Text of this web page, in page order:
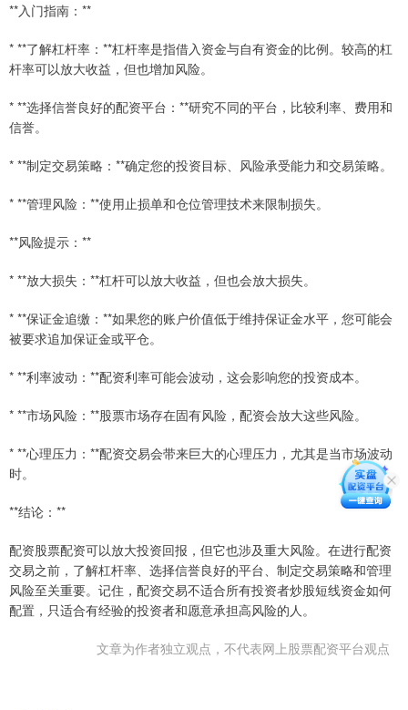
**入门指南：**
* **了解杠杆率：**杠杆率是指借入资金与自有资金的比例。较高的杠
杆率可以放大收益，但也增加风险。
* **选择信誉良好的配资平台：**研究不同的平台，比较利率、费用和
信誉。
* **制定交易策略：**确定您的投资目标、风险承受能力和交易策略。
* **管理风险：**使用止损单和仓位管理技术来限制损失。
**风险提示：**
* **放大损失：**杠杆可以放大收益，但也会放大损失。
* **保证金追缴：**如果您的账户价值低于维持保证金水平，您可能会
被要求追加保证金或平仓。
* **利率波动：**配资利率可能会波动，这会影响您的投资成本。
* **市场风险：**股票市场存在固有风险，配资会放大这些风险。
* **心理压力：**配资交易会带来巨大的心理压力，尤其是当市场波动
时。
**结论：**
配资股票配资可以放大投资回报，但它也涉及重大风险。在进行配资
交易之前，了解杠杆率、选择信誉良好的平台、制定交易策略和管理
风险至关重要。记住，配资交易不适合所有投资者炒股短线资金如何
配置，只适合有经验的投资者和愿意承担高风险的人。
文章为作者独立观点，不代表网上股票配资平台观点